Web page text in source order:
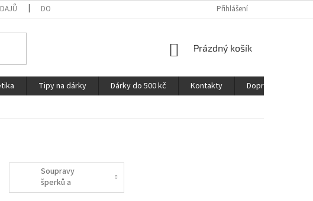
DOPRAVA A PLATBA OZNAČENÍ MATERIÁLŮ
Přihlášení
NÁKUPNÍ
Prázdný košík
Tipy na dárky Dárky do 500 kč Kontakty
Doprava a platba
Soupravy
šperků a
bižuterie